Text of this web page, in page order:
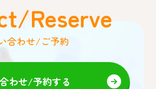
Reserve
合わせ/ご予約
わせ/予約する